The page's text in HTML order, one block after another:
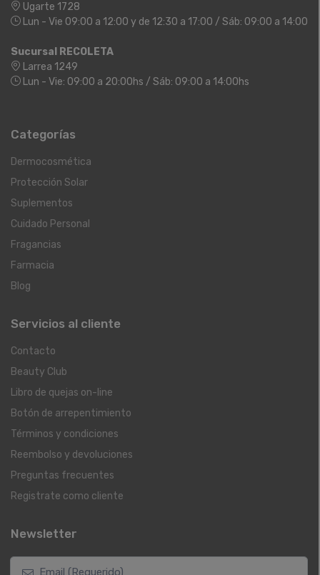
Ugarte 1728
Lun - Vie 09:00 a 12:00 y de 12:30 a 17:00 / Sáb: 09:00 a 14:00
Sucursal RECOLETA
Larrea 1249
Lun - Vie: 09:00 a 20:00hs / Sáb: 09:00 a 14:00hs
Categorías
Dermocosmética
Protección Solar
Suplementos
Cuidado Personal
Fragancias
Farmacia
Blog
Servicios al cliente
Contacto
Beauty Club
Libro de quejas on-line
Botón de arrepentimiento
Términos y condiciones
Reembolso y devoluciones
Preguntas frecuentes
Registrate como cliente
Newsletter